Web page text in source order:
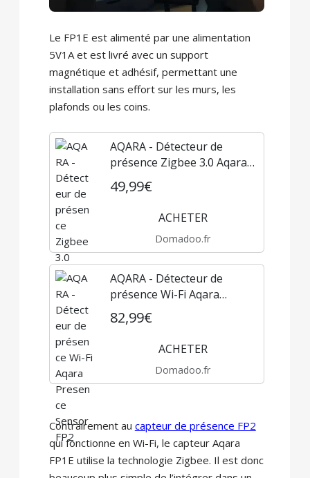
Le FP1E ​​est alimenté par une alimentation
5V1A et est livré avec un support
magnétique et adhésif, permettant une
installation sans effort sur les murs, les
plafonds ou les coins.
AQARA - Détecteur de
présence Zigbee 3.0 Aqara
Presence Sensor FP1E
49,99€
ACHETER
Domadoo.fr
AQARA - Détecteur de
présence Wi-Fi Aqara
Presence Sensor FP2
82,99€
ACHETER
Domadoo.fr
Contrairement au capteur de présence FP2
qui fonctionne en Wi-Fi, le capteur Aqara
FP1E utilise la technologie Zigbee. Il est donc